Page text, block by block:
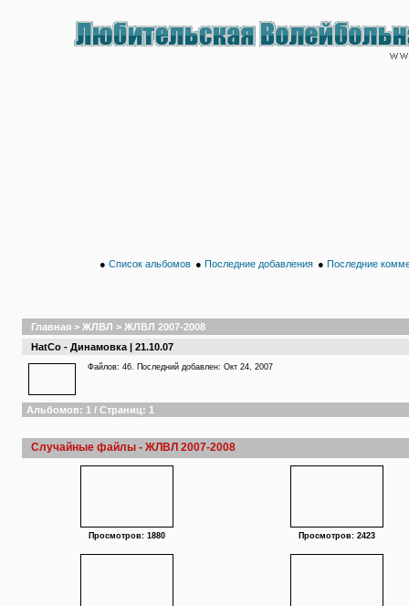
● Список альбомов ● Последние добавления ● Последние
Главная > ЖЛВЛ > ЖЛВЛ 2007-2008
HatCo - Динамовка | 21.10.07
Файлов: 46. Последний добавлен: Окт 24, 2007
Альбомов: 1 / Страниц: 1
Случайные файлы - ЖЛВЛ 2007-2008
Просмотров: 1880 Просмотров: 2423